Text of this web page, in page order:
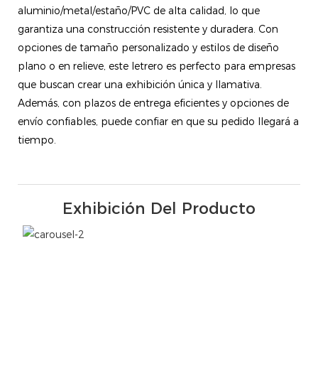
aluminio/metal/estaño/PVC de alta calidad, lo que
garantiza una construcción resistente y duradera. Con
opciones de tamaño personalizado y estilos de diseño
plano o en relieve, este letrero es perfecto para empresas
que buscan crear una exhibición única y llamativa.
Además, con plazos de entrega eficientes y opciones de
envío confiables, puede confiar en que su pedido llegará a
tiempo.
Exhibición Del Producto